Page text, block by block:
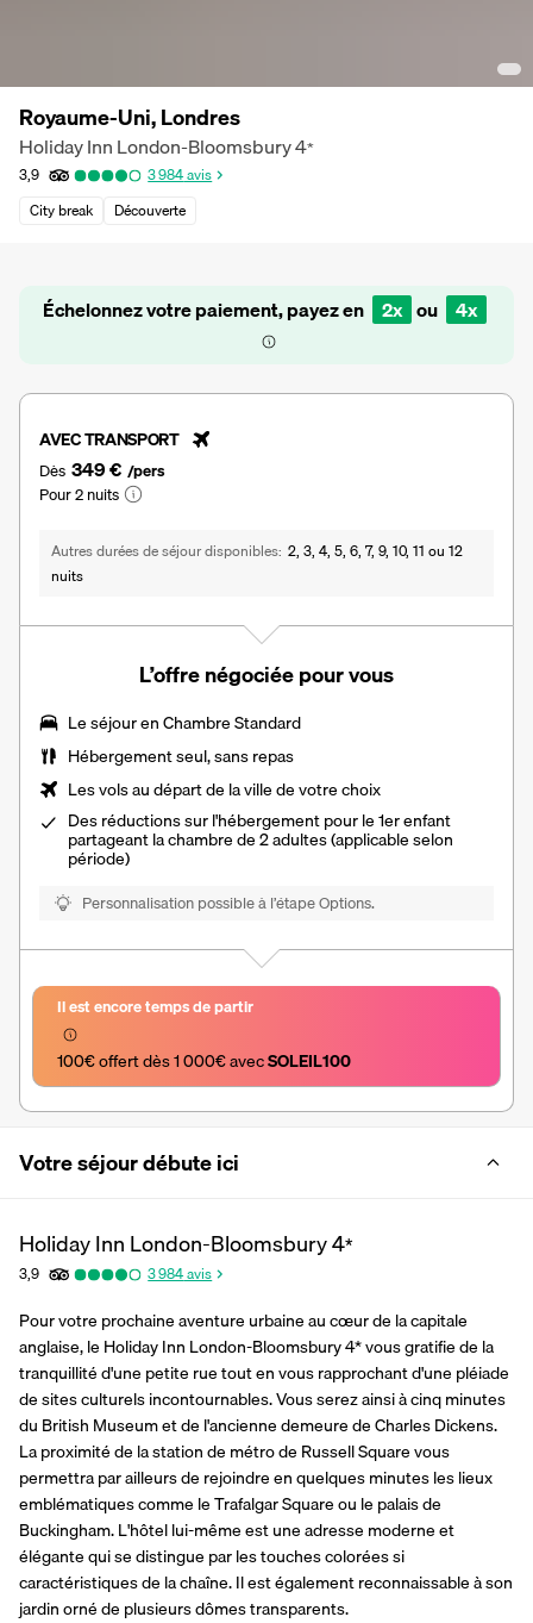
Royaume-Uni, Londres
Holiday Inn London-Bloomsbury4*
3,9 3 984avis
City break
Découverte
Échelonnez votre paiement, payez en 2x ou 4x
AVEC TRANSPORT
Dès 349 € /pers
Pour 2 nuits
Autres durées de séjour disponibles 2, 3, 4, 5, 6, 7, 9, 10, 11 ou 12
nuits
L’offre négociée pour vous
Le séjour en Chambre Standard
Hébergement seul, sans repas
Les vols au départ de la ville de votre choix
Des réductions sur l'hébergement pour le 1er enfant
partageant la chambre de 2 adultes (applicable selon
période)
Personnalisation possible à l’étape Options.
Il est encore temps de partir
100€ offert dès 1 000€ avec SOLEIL100
Votre séjour débute ici
Holiday Inn London-Bloomsbury4*
3,9 3 984avis
Pour votre prochaine aventure urbaine au cœur de la capitale
anglaise, le Holiday Inn London-Bloomsbury 4* vous gratifie de la
tranquillité d'une petite rue tout en vous rapprochant d'une pléiade
de sites culturels incontournables. Vous serez ainsi à cinq minutes
du British Museum et de l'ancienne demeure de Charles Dickens.
La proximité de la station de métro de Russell Square vous
permettra par ailleurs de rejoindre en quelques minutes les lieux
emblématiques comme le Trafalgar Square ou le palais de
Buckingham. L'hôtel lui-même est une adresse moderne et
élégante qui se distingue par les touches colorées si
caractéristiques de la chaîne. Il est également reconnaissable à son
jardin orné de plusieurs dômes transparents.